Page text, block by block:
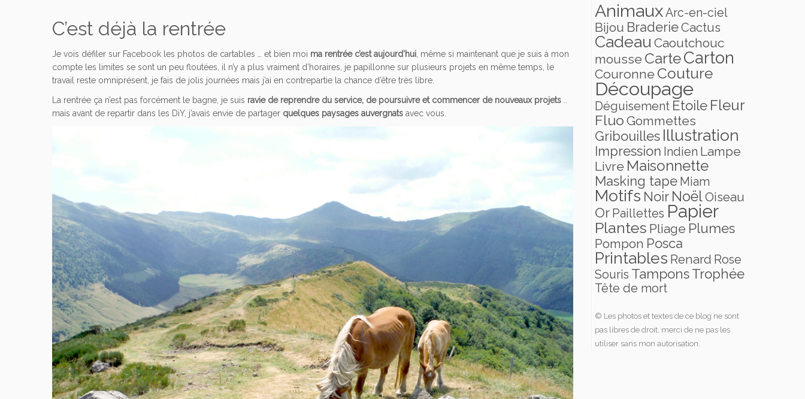
C’est déjà la rentrée
Je vois défiler sur Facebook les photos de cartables … et bien moi ma rentrée c’est aujourd’hui , même si maintenant que je suis à mon
compte les limites se sont un peu floutées, il n’y a plus vraiment d’horaires, je papillonne sur plusieurs projets en même temps, le
travail reste omniprésent, je fais de jolis journées mais j’ai en contrepartie la chance d’être très libre.
La rentrée ça n’est pas forcément le bagne, je suis ravie de reprendre du service, de poursuivre et commencer de nouveaux projets
mais avant de repartir dans les DiY, j’avais envie de partager quelques paysages auvergnats avec vous.
AnimauxArc-en-ciel
Bijou BraderieCactus
Cadeau Caoutchouc
mousse CarteCarton
Couronne Couture
Découpage
Déguisement Etoile Fleur
Fluo Gommettes
Gribouilles Illustration
Impression Indien Lampe
Livre Maisonnette
Masking tape Miam
Motifs Noir NoëlOiseau
Or Paillettes Papier
Plantes Pliage Plumes
Pompon Posca
Printables Renard Rose
Souris TamponsTrophée
Tête de mort
© Les photos et textes de ce blog ne sont
pas libres de droit, merci de ne pas les
utiliser sans mon autorisation.